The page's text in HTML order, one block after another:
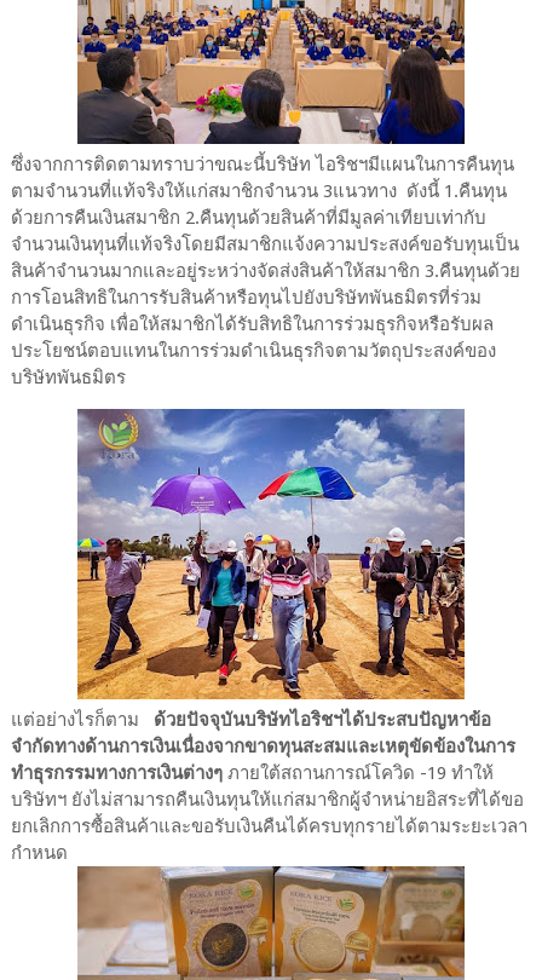
ซึ่งจากการติดตามทราบว่าขณะนี้บริษัท ไอริชฯมีแผนในการคืนทุน
ตามจำนวนที่แท้จริงให้แก่สมาชิกจำนวน 3แนวทาง ดังนี้ 1.คืนทุน
ด้วยการคืนเงินสมาชิก 2.คืนทุนด้วยสินค้าที่มีมูลค่าเทียบเท่ากับ
จำนวนเงินทุนที่แท้จริงโดยมีสมาชิกแจ้งความประสงค์ขอรับทุนเป็น
สินค้าจำนวนมากและอยู่ระหว่างจัดส่งสินค้าให้สมาชิก 3.คืนทุนด้วย
การโอนสิทธิในการรับสินค้าหรือทุนไปยังบริษัทพันธมิตรที่ร่วม
ดำเนินธุรกิจ เพื่อให้สมาชิกได้รับสิทธิในการร่วมธุรกิจหรือรับผล
ประโยชน์ตอบแทนในการร่วมดำเนินธุรกิจตามวัตถุประสงค์ของ
บริษัทพันธมิตร
แต่อย่างไรก็ตาม ด้วยปัจจุบันบริษัทไอริชฯได้ประสบปัญหาข้อ
จำกัดทางด้านการเงินเนื่องจากขาดทุนสะสมและเหตุขัดข้องในการ
ทำธุรกรรมทางการเงินต่างๆภายใต้สถานการณ์โควิด -19 ทำให้
บริษัทฯ ยังไม่สามารถคืนเงินทุนให้แก่สมาชิกผู้จำหน่ายอิสระที่ได้ขอ
ยกเลิกการซื้อสินค้าและขอรับเงินคืนได้ครบทุกรายได้ตามระยะเวลา
กำหนด